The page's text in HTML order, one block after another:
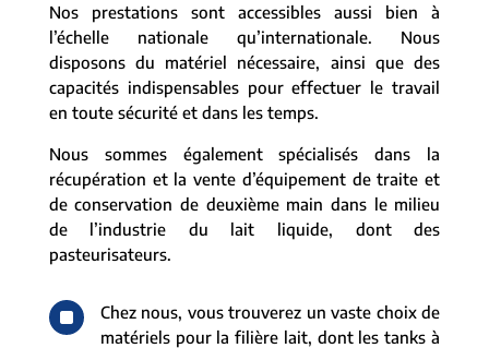
Nos prestations sont accessibles aussi bien à
l’échelle nationale qu’internationale. Nous
disposons du matériel nécessaire, ainsi que des
capacités indispensables pour effectuer le travail
en toute sécurité et dans les temps.
Nous sommes également spécialisés dans la
récupération et la vente d’équipement de traite et
de conservation de deuxième main dans le milieu
de l’industrie du lait liquide, dont des
pasteurisateurs.
^
Chez nous, vous trouverez un vaste choix de
matériels pour la filière lait, dont les tanks à